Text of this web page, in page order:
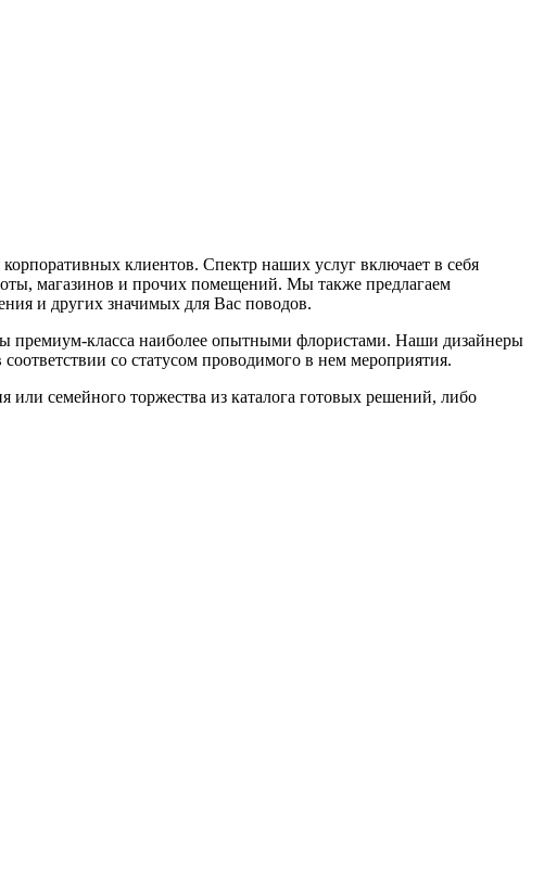
клиентов. Спектр наших услуг включает в себя
магазинов и прочих помещений. Мы также предлагаем
и других значимых для Вас поводов.
премиум-класса наиболее опытными флористами. Наши дизайнеры
со статусом проводимого в нем мероприятия.
семейного торжества из каталога готовых решений, либо